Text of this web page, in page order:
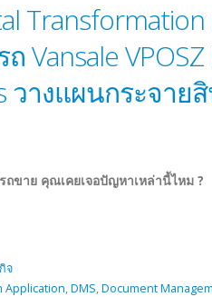
Vansale
วางแผนกระจา
ขาย คุณเคยเจอปัญหาเหล่านี้ไหม ?
จ
Application,DMS,Document